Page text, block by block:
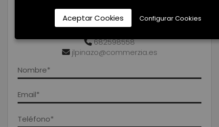
JOSE LUIS PINAZO ARIZA
682598558
jlpinazo@commerzia.es
Aceptar Cookies Configurar Cookies